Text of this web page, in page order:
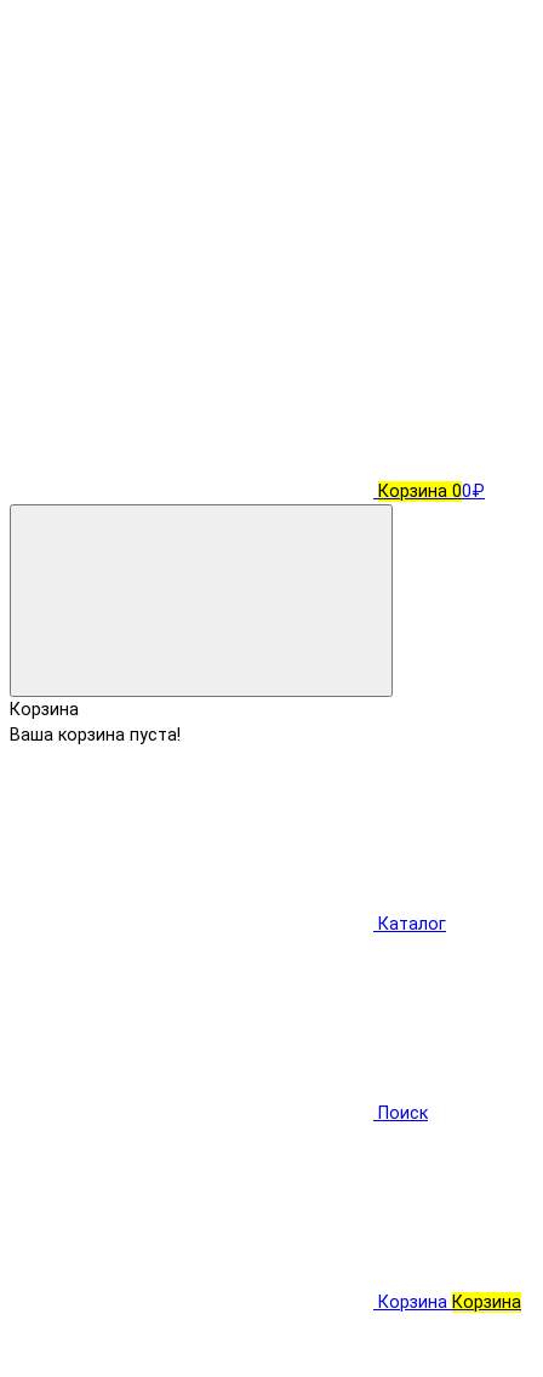
Корзина 00₽
Корзина
Ваша корзина пуста!
Каталог
Поиск
Корзина Корзина